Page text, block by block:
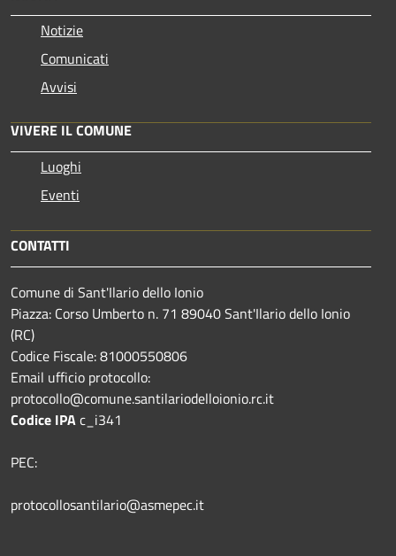
Notizie
Comunicati
Avvisi
VIVERE IL COMUNE
Luoghi
Eventi
CONTATTI
Comune di Sant'Ilario dello Ionio
Piazza: Corso Umberto n. 71 89040 Sant'Ilario dello Ionio
(RC)
Codice Fiscale: 81000550806
Email ufficio protocollo:
protocollo@comune.santilariodelloionio.rc.it
Codice IPAc_i341
PEC:
protocollosantilario@asmepec.it